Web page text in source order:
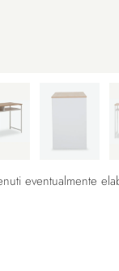
eventualmente